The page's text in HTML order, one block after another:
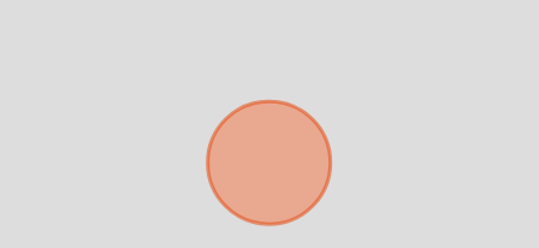
mejor y más rápido
Déjanos tus datos para identificar tu consulta en el
sistema de gestión de clientes.